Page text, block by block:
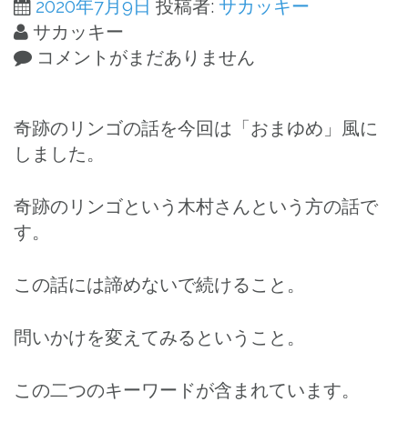
プ
2020年7月9日 投稿者: サカッキー
サカッキー
コメントがまだありません
奇跡のリンゴの話を今回は「おまゆめ」風に
しました。
奇跡のリンゴという木村さんという方の話で
す。
この話には諦めないで続けること。
問いかけを変えてみるということ。
この二つのキーワードが含まれています。